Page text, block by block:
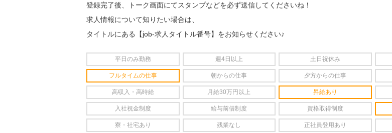
登録完了後、トーク画面にてスタンプなどを必ず送信してくださいね！
求人情報について知りたい場合は、
タイトルにある【job-求人タイトル番号】をお知らせください♪
平日のみ勤務 週4日以上 土日祝休み
フルタイムの仕事 朝からの仕事 夕方からの仕事
高収入・高時給 月給30万円以上 昇給あり
入社祝金制度 給与前借制度 資格取得制度
寮・社宅あり 残業なし 正社員登用あり